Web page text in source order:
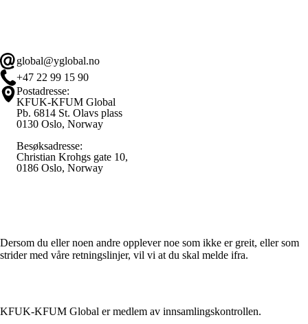
global@yglobal.no
+47 22 99 15 90
Postadresse:
KFUK-KFUM Global
Pb. 6814 St. Olavs plass
0130 Oslo, Norway
Besøksadresse:
Christian Krohgs gate 10,
0186 Oslo, Norway
Dersom du eller noen andre opplever noe som ikke er greit, eller som
strider med våre retningslinjer, vil vi at du skal melde ifra.
KFUK-KFUM Global er medlem av innsamlingskontrollen.